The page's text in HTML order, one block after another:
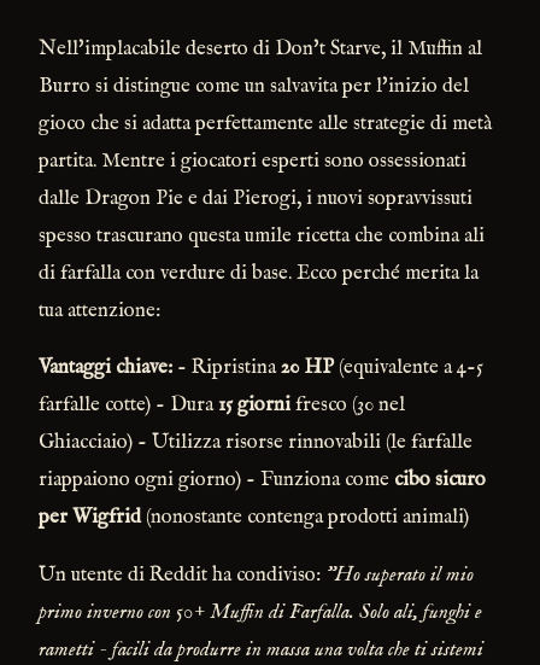
Nell'implacabile deserto di Don't Starve, il Muffin al
Burro si distingue come un salvavita per l'inizio del
gioco che si adatta perfettamente alle strategie di metà
partita. Mentre i giocatori esperti sono ossessionati
dalle Dragon Pie e dai Pierogi, i nuovi sopravvissuti
spesso trascurano questa umile ricetta che combina ali
di farfalla con verdure di base. Ecco perché merita la
tua attenzione:
Vantaggi chiave: - Ripristina20 HP(equivalente a 4-5
farfalle cotte) - Dura15 giornifresco (30 nel
Ghiacciaio) - Utilizza risorse rinnovabili (le farfalle
riappaiono ogni giorno) - Funziona come cibo sicuro
per Wigfrid(nonostante contenga prodotti animali)
Un utente di Reddit ha condiviso: "Ho superato il mio
primo inverno con 50+ Muffin di Farfalla. Solo ali, funghi e
rametti - facili da produrre in massa una volta che ti sistemi